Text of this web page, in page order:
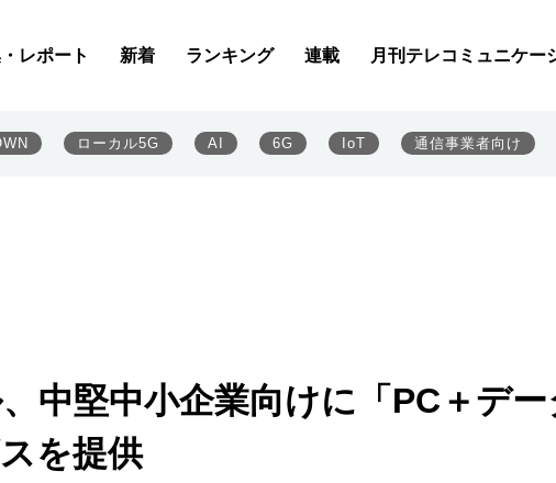
レポート 新着 ランキング 連載 月刊テレコミュニケー
ローカル5G AI 6G IoT 通信事業者向け
中堅中小企業向けに「PC＋デー
を提供